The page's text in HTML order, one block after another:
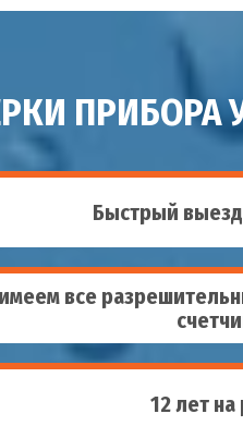
ПРИБОРА
Быстрый
все
12 лет